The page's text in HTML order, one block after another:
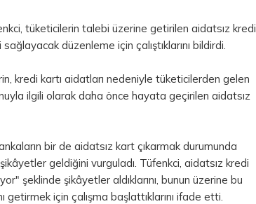
tüketicilerin talebi üzerine getirilen aidatsız kredi
düzenleme için çalıştıklarını bildirdi.
kredi kartı aidatları nedeniyle tüketicilerden gelen
ilgili olarak daha önce hayata geçirilen aidatsız
bir de aidatsız kart çıkarmak durumunda
geldiğini vurguladı. Tüfenkci, aidatsız kredi
şeklinde şikâyetler aldıklarını, bunun üzerine bu
için çalışma başlattıklarını ifade etti.